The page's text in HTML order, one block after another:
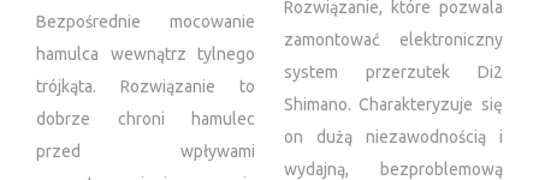
Bezpośrednie mocowanie
hamulca wewnątrz tylnego
trójkąta. Rozwiązanie to
dobrze chroni hamulec
przed wpływami
Rozwiązanie, które pozwala
zamontować elektroniczny
system przerzutek Di2
Shimano. Charakteryzuje się
on dużą niezawodnością i
wydajną, bezproblemową